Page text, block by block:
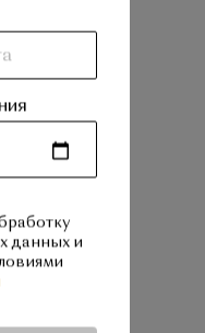
моих
данных и